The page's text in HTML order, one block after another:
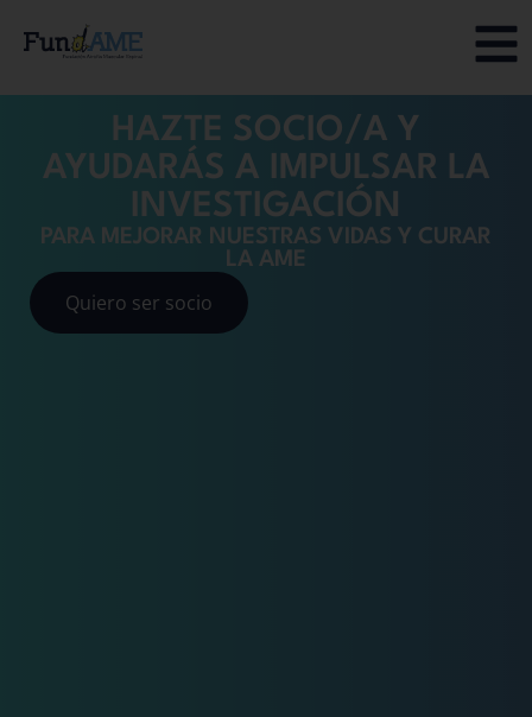
HAZTE SOCIO/A Y
AYUDARÁS A IMPULSAR LA
INVESTIGACIÓN
PARA MEJORAR NUESTRAS VIDAS Y CURAR
LA AME
Quiero ser socio